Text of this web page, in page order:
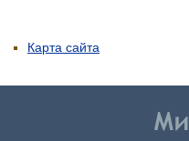
Карта сайта